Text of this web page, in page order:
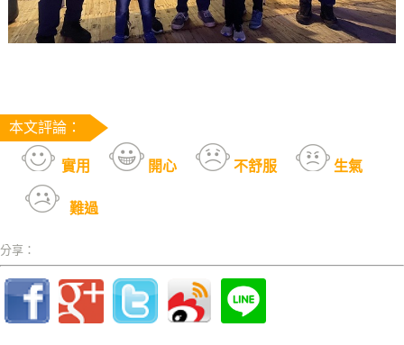
本文評論：
實用 開心 不舒服 生氣
難過
分享：